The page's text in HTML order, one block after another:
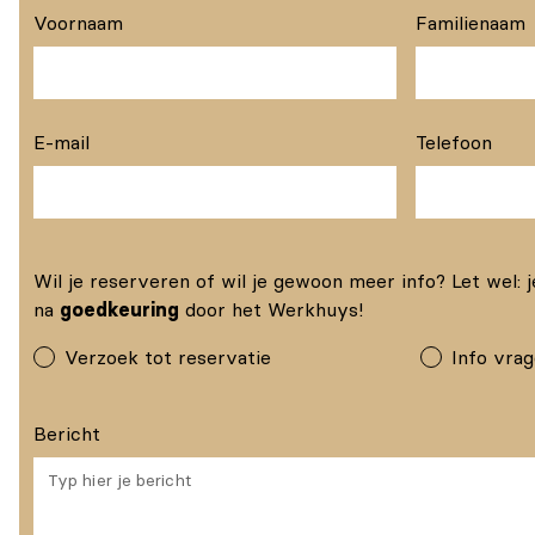
Voornaam Familienaam
E-mail Telefoon
Wil je reserveren of wil je gewoon meer info? Let wel:
na goedkeuring door het Werkhuys!
Verzoek tot reservatie
Info
Bericht